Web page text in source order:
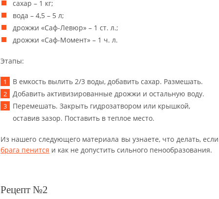
сахар – 1 кг;
вода – 4,5 – 5 л;
дрожжи «Саф-Левюр» – 1 ст. л.;
дрожжи «Саф-Момент» – 1 ч. л.
Этапы:
В емкость вылить 2/3 воды, добавить сахар. Размешать.
Добавить активизированные дрожжи и остальную воду.
Перемешать. Закрыть гидрозатвором или крышкой,
оставив зазор. Поставить в теплое место.
Из нашего следующего материала вы узнаете, что делать, если
брага пенится и как не допустить сильного пенообразования.
Рецепт №2